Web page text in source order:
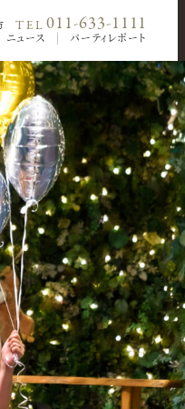
TEL 011-633-1111
ニュース パーティレポート